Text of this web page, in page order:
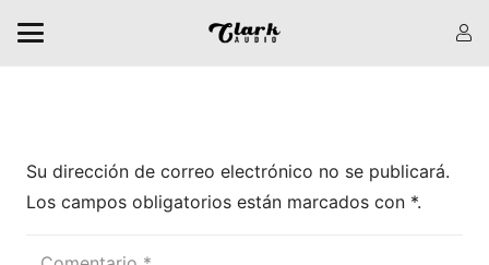
Su dirección de correo electrónico no se publicará.
Los campos obligatorios están marcados con *.